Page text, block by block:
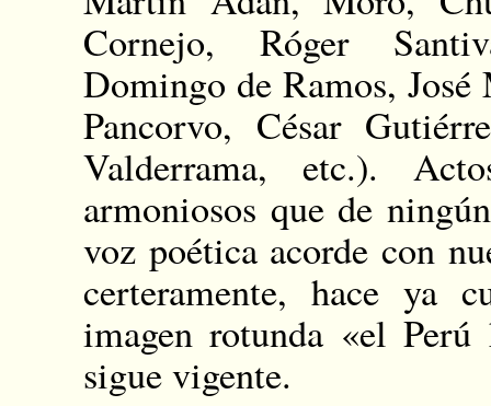
Cornejo, Róger
Domingo de Ramos,
Pancorvo, César
Valderrama, etc.).
armoniosos que de
voz poética acorde con
certeramente, hace ya
imagen rotunda «el
sigue vigente.